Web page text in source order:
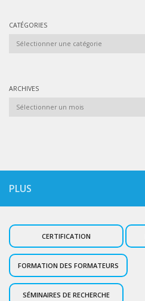
CATÉGORIES
ARCHIVES
PLUS
CERTIFICATION
FORMATION DES FORMATEURS
SÉMINAIRES DE RECHERCHE